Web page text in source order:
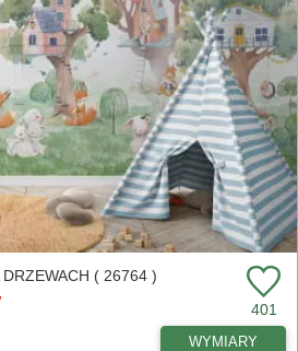
( 26764 )
401
WYMIARY